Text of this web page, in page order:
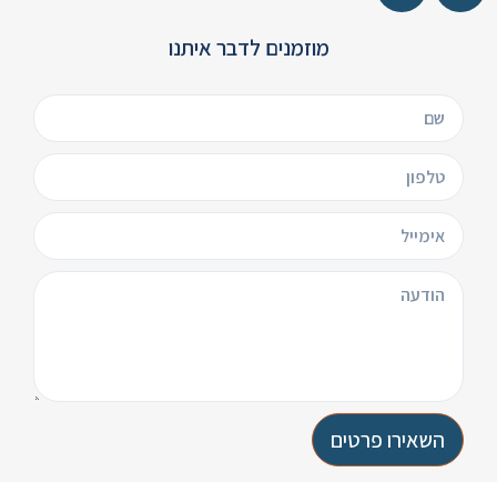
מוזמנים לדבר איתנו
השאירו פרטים